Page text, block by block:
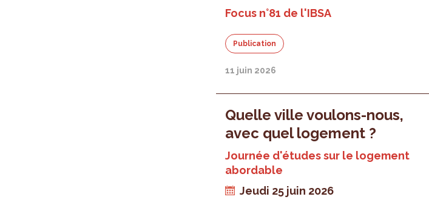
Focus n°81 de l'IBSA
Publication
11 juin 2026
Quelle ville voulons-nous,
avec quel logement ?
Journée d'études sur le logement
abordable
Jeudi 25 juin 2026